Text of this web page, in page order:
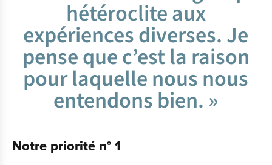
hétéroclite aux
expériences diverses. Je
pense que c’est la raison
pour laquelle nous nous
entendons bien. »
Notre priorité n° 1